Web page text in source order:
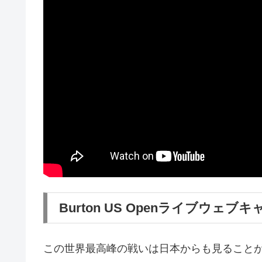
Burton US Openライブウェブキ
この世界最高峰の戦いは日本からも見ること